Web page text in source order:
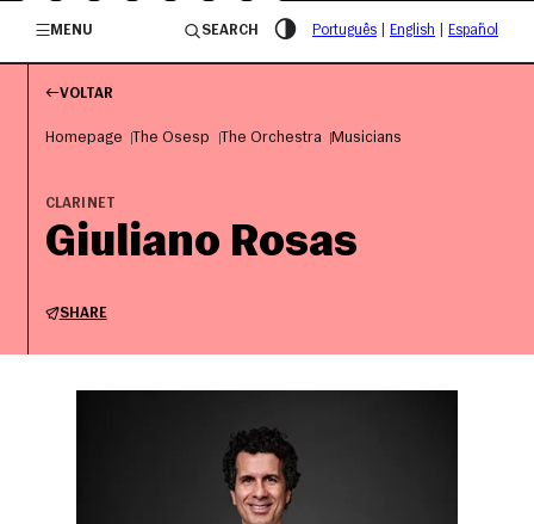
/governosp
MENU
SEARCH Português English Español
VOLTAR
Homepage The Osesp The Orchestra Musicians
CLARINET
Giuliano Rosas
SHARE